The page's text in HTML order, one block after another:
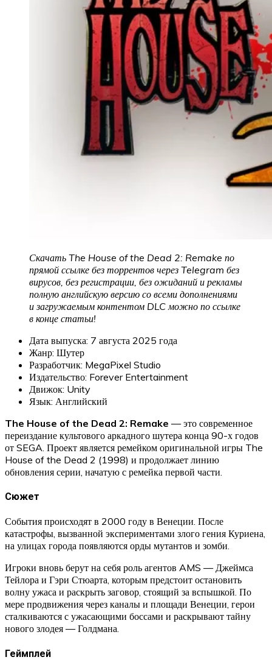
Скачать The House of the Dead 2: Remake по
прямой ссылке без торрентов через Telegram без
вирусов, без регистрации, без ожиданий и рекламы
полную английскую версию со всеми дополнениями
и загружаемым контентом DLC можно по ссылке
в конце статьи!
Дата выпуска: 7 августа 2025 года
Жанр: Шутер
Разработчик: MegaPixel Studio
Издательство: Forever Entertainment
Движок: Unity
Язык: Английский
The House of the Dead 2: Remake — это современное
переиздание культового аркадного шутера конца 90-х годов
от SEGA. Проект является ремейком оригинальной игры The
House of the Dead 2 (1998) и продолжает линию
обновления серии, начатую с ремейка первой части.
Сюжет
События происходят в 2000 году в Венеции. После
катастрофы, вызванной экспериментами злого гения Куриена,
на улицах города появляются орды мутантов и зомби.
Игроки вновь берут на себя роль агентов AMS — Джеймса
Тейлора и Гэри Стюарта, которым предстоит остановить
волну ужаса и раскрыть заговор, стоящий за вспышкой. По
мере продвижения через каналы и площади Венеции, герои
сталкиваются с ужасающими боссами и раскрывают тайну
нового злодея — Голдмана.
Геймплей